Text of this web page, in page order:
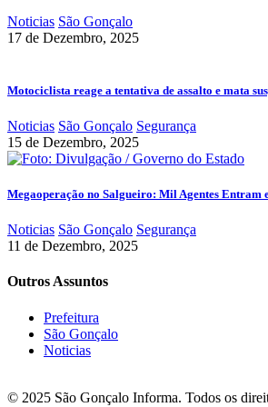
Noticias São Gonçalo
17 de Dezembro, 2025
Motociclista reage a tentativa de assalto e mata
Noticias São Gonçalo Segurança
15 de Dezembro, 2025
Megaoperação no Salgueiro: Mil Agentes Entram
Noticias São Gonçalo Segurança
11 de Dezembro, 2025
Outros Assuntos
Prefeitura
São Gonçalo
Noticias
© 2025 São Gonçalo Informa. Todos os